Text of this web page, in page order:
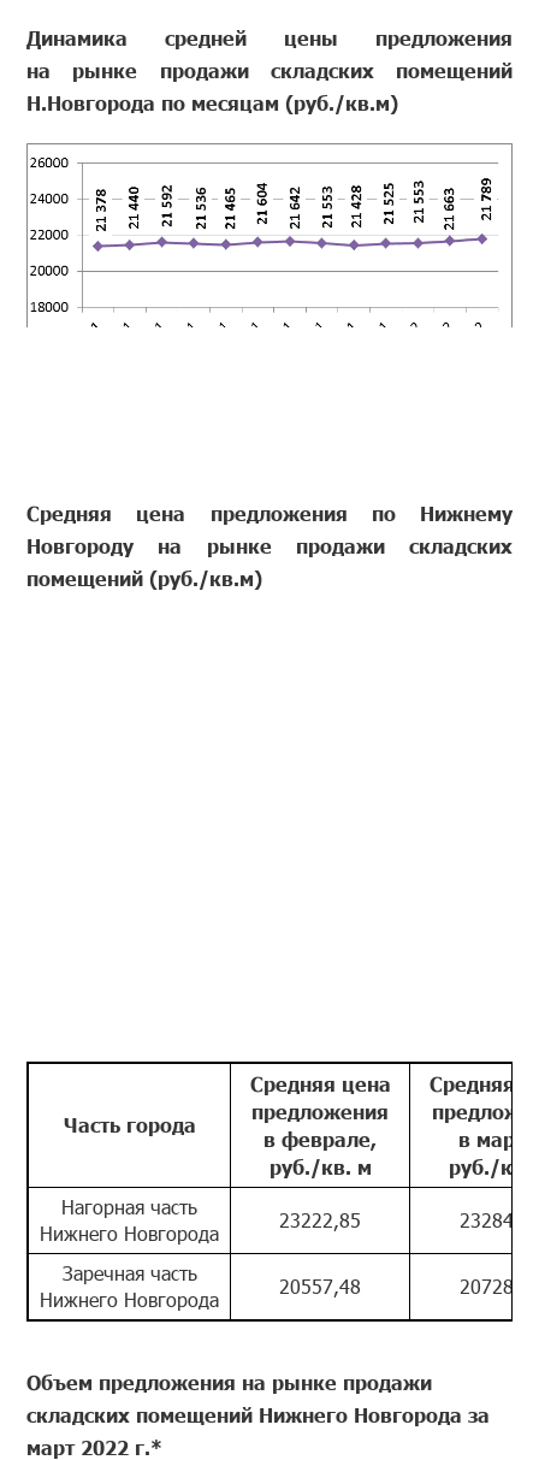
Динамика средней цены предложения
на рынке продажи складских помещений
Н.Новгорода по месяцам (руб./кв.м)
Средняя цена предложения по Нижнему
Новгороду на рынке продажи складских
помещений (руб./кв.м)
Часть города
Средняя цена
предложения
в феврале,
руб./кв. м
Средняя
в
руб./кв.
Нагорная часть
Нижнего Новгорода
23222,85
Заречная часть
Нижнего Новгорода
20557,48
Объем предложения на рынке продажи
складских помещений Нижнего Новгородаза
март 2022 г.*